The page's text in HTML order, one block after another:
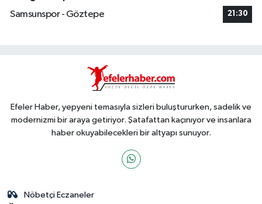
Samsunspor - Göztepe
21:30
Efeler Haber, yepyeni temasıyla sizleri buluştururken, sadelik ve
modernizmi bir araya getiriyor. Şatafattan kaçınıyor ve insanlara
haber okuyabilecekleri bir altyapı sunuyor.
Nöbetçi Eczaneler